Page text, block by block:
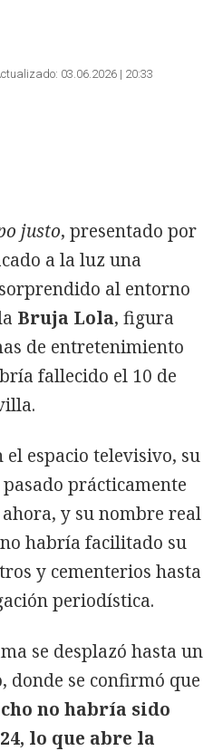
03.06.2026 | 20:33
justo, presentado por
a la luz una
al entorno
Bruja Lola, figura
de entretenimiento
fallecido el 10 de
el espacio televisivo, su
prácticamente
y su nombre real
habría facilitado su
y cementerios hasta
periodística.
se desplazó hasta un
donde se confirmó que
no habría sido
lo que abre la